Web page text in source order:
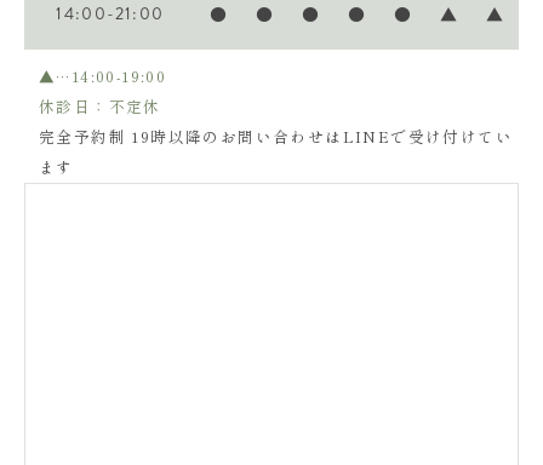
14:00-21:00 ● ● ● ● ● ▲ ▲
▲…14:00-19:00
休診日：不定休
完全予約制 19時以降のお問い合わせはLINEで受け付けてい
ます